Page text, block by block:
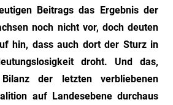
Beitrags das Ergebnis der
noch nicht vor, doch deuten
hin, dass auch dort der Sturz in
droht. Und das,
der letzten verbliebenen
auf Landesebene durchaus